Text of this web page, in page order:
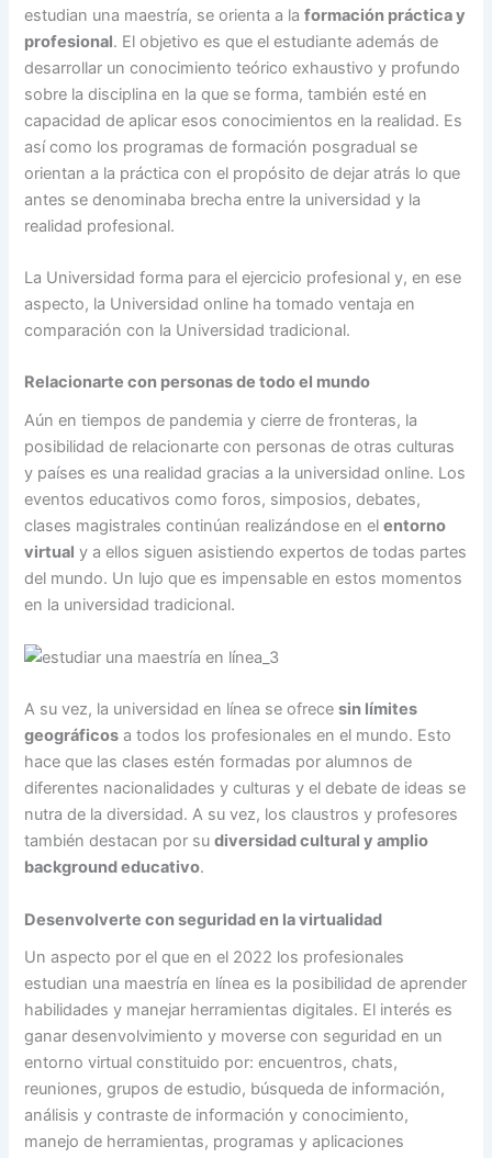
estudian una maestría, se orienta a laformación práctica y
profesional. El objetivo es que el estudiante además de
desarrollar un conocimiento teórico exhaustivo y profundo
sobre la disciplina en la que se forma, también esté en
capacidad de aplicar esos conocimientos en la realidad. Es
así como los programas de formación posgradual se
orientan a la práctica con el propósito de dejar atrás lo que
antes se denominaba brecha entre la universidad y la
realidad profesional.
La Universidad forma para el ejercicio profesional y, en ese
aspecto, la Universidad online ha tomado ventaja en
comparación con la Universidad tradicional.
Relacionarte con personas de todo el mundo
Aún en tiempos de pandemia y cierre de fronteras, la
posibilidad de relacionarte con personas de otras culturas
y países es una realidad gracias a la universidad online. Los
eventos educativos como foros, simposios, debates,
clases magistrales continúan realizándose en elentorno
virtual y a ellos siguen asistiendo expertos de todas partes
del mundo. Un lujo que es impensable en estos momentos
en la universidad tradicional.
A su vez, la universidad en línea se ofrecesin límites
geográficos a todos los profesionales en el mundo. Esto
hace que las clases estén formadas por alumnos de
diferentes nacionalidades y culturas y el debate de ideas se
nutra de la diversidad. A su vez, los claustros y profesores
también destacan por sudiversidad cultural y amplio
background educativo.
Desenvolverte con seguridad en la virtualidad
Un aspecto por el que en el 2022 los profesionales
estudian una maestría en línea es la posibilidad de aprender
habilidades y manejar herramientas digitales. El interés es
ganar desenvolvimiento y moverse con seguridad en un
entorno virtual constituido por: encuentros, chats,
reuniones, grupos de estudio, búsqueda de información,
análisis y contraste de información y conocimiento,
manejo de herramientas, programas y aplicaciones